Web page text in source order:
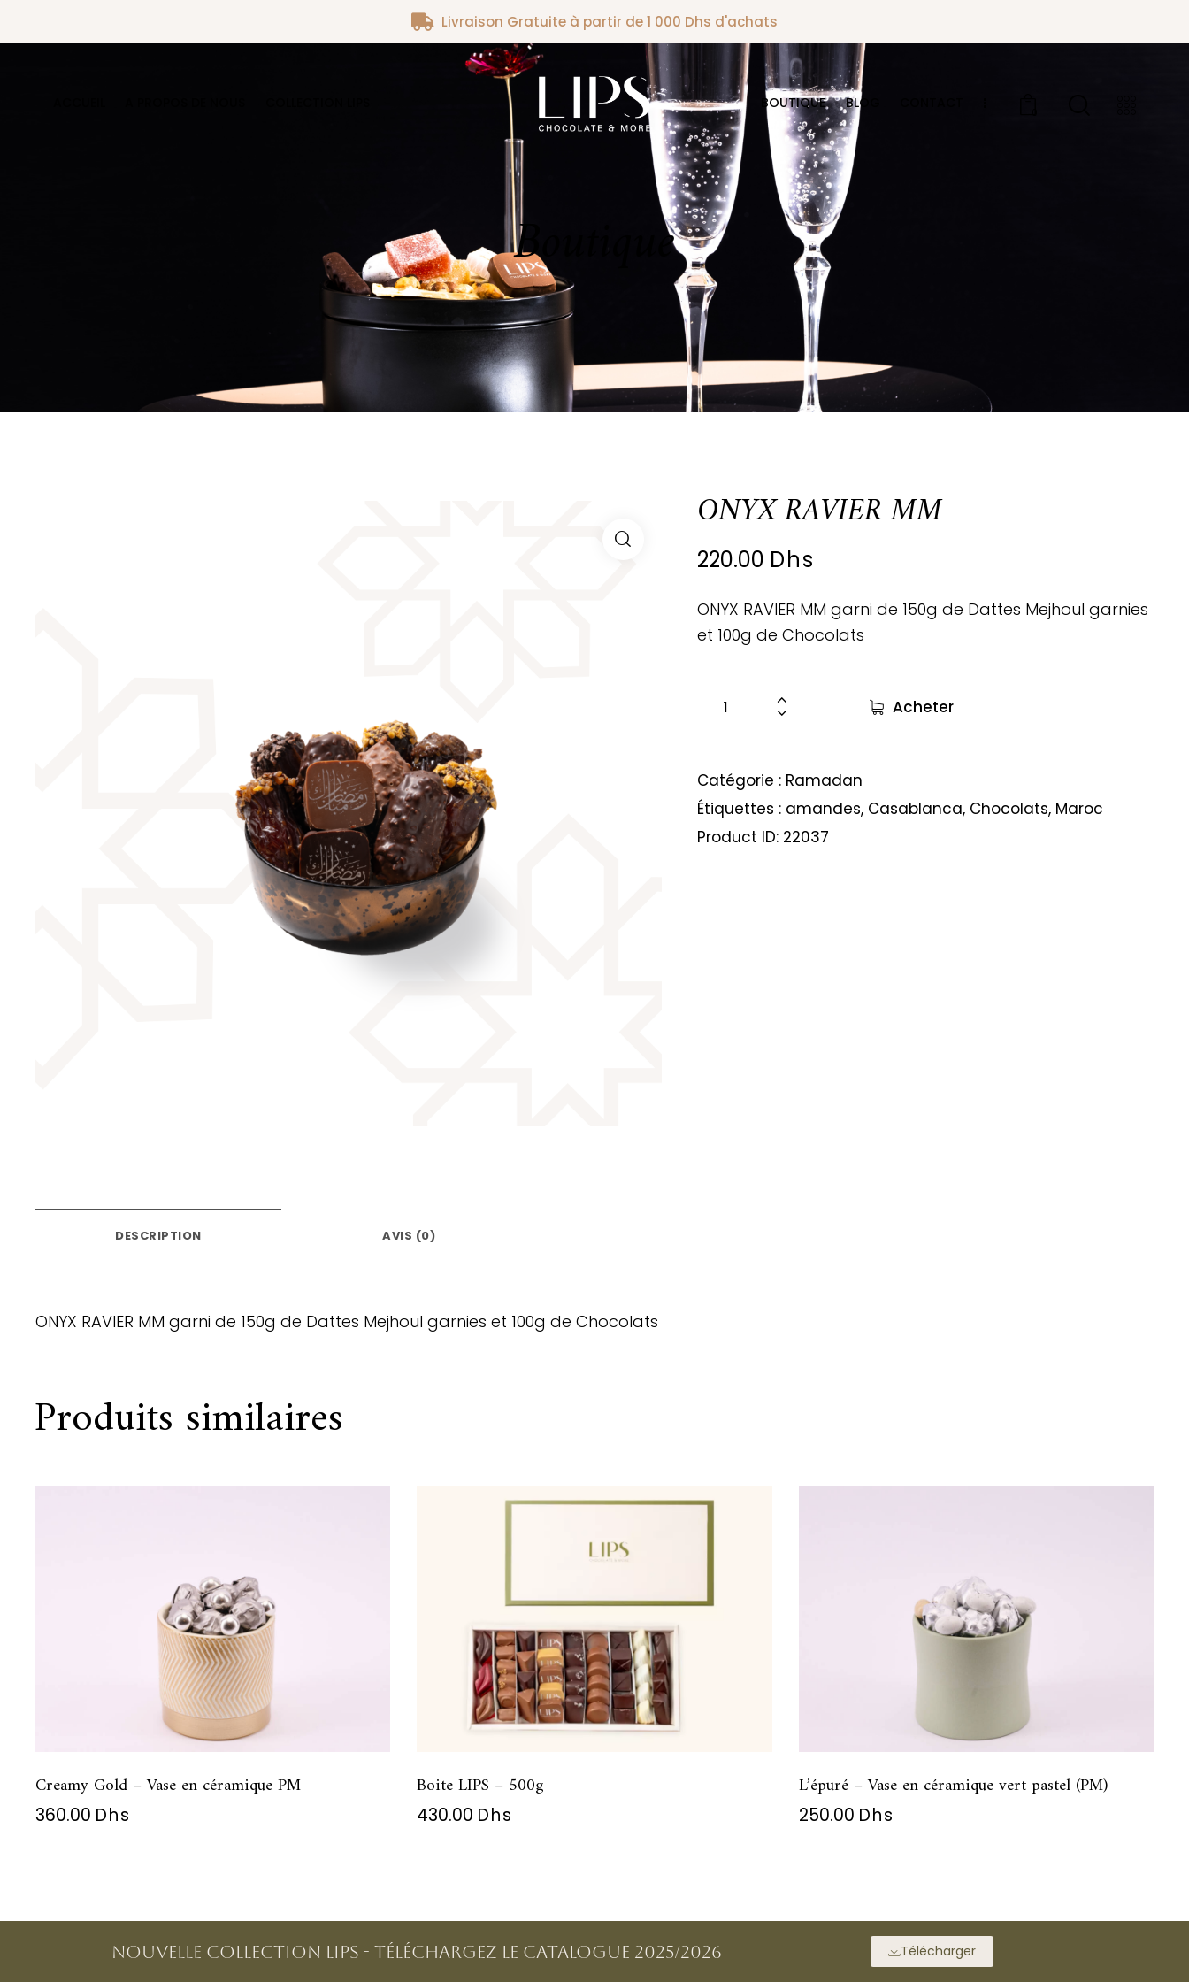
Livraison Gratuite à partir de 1 000 Dhs d'achats
BOUTIQUE BLOG
Boutique
ONYX RAVIER MM
220.00 Dhs
ONYX RAVIER MM garni de 150g de Dattes Mejhoul garnies
et 100g de Chocolats
Acheter
Catégorie : Ramadan
Étiquettes : amandes, Casablanca, Chocolats, Maroc
Product ID: 22037
DESCRIPTION AVIS (0)
ONYX RAVIER MM garni de 150g de Dattes Mejhoul garnies et 100g de Chocolats
Produits similaires
Creamy Gold – Vase en céramique PM
360.00 Dhs
Boite LIPS – 500g
430.00 Dhs
L’épuré – Vase en céramique vert pastel (PM)
250.00 Dhs
NOUVELLE COLLECTION LIPS - Téléchargez le catalogue 2025/2026 Télécharger